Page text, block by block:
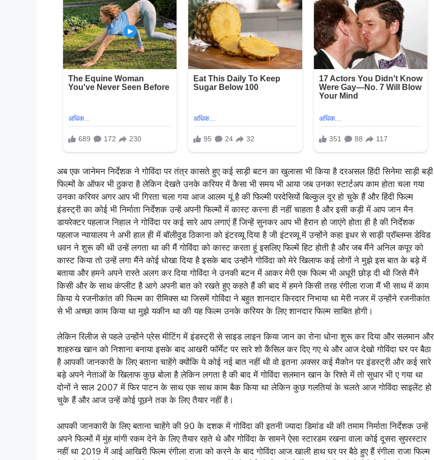
अब एक जानेमन निर्देशक ने गोविंदा पर तंत्र कासते हुए कई साड़ी बटन का खुलासा भी किया है दरअसल हिंदी सिनेमा साड़ी बड़ी
फिल्मों के ऑफर भी ठुकरा है लेकिन देखते उनके करियर में कैसा भी समय भी आया जब उनका स्टार्टअप काम होता चला गया
उनका करियर अगर आप भी गिरता चला गया आज आलम यूं है की फिल्मी परदेसियों बिल्कुल दूर हो चुके हैं और हिंदी फिल्म
इंडस्ट्री का कोई भी निर्माता निर्देशक उन्हें अपनी फिल्मों में कास्ट करना ही नहीं चाहता है और इसी कड़ी में आप जान मैन
डायरेक्टर पहलाज निहाल ने गोविंदा पर कई सारे आप लगाएं हैं जिन्हें सुनकर आप भी हैरान हो जाएंगे होता ही है की निर्देशक
पहलाज न्यायालय ने अभी हाल ही में बॉलीवुड ठिकाना को इंटरव्यू दिया है जी इंटरव्यू में उन्होंने कहा इधर से साड़ी प्रॉब्लम्स डेविड
धवन ने शुरू की थी उन्हें लगता था की मैं गोविंदा को कास्ट करता हूं इसलिए फिल्में हिट होती है और जब मैंने अनिल कपूर को
कास्ट किया तो उन्हें लगा मैंने कोई धोखा दिया है इसके बाद उन्होंने गोविंदा को मेरे खिलाफ कई लोगों ने मुझे इस बात के बड़े में
बताया और हमने अपने रास्ते अलग कर दिया गोविंदा ने उनकी बटन में आकर मेरी एक फिल्म भी अधूरी छोड़ दी थी जिसे मैंने
किसी और के साथ कंप्लीट है आगे अपनी बात को रखते हुए कहते हैं की बाद में हमने किसी तरह रंगीला राजा मैं भी साथ में काम
किया ये रजनीकांत की फिल्म का रीमिक्स था जिसमें गोविंदा ने बहुत शानदार किरदार निभाया था मेरी नजर में उन्होंने रजनीकांत
से भी अच्छा काम किया था मुझे यकीन था की यह फिल्म उनके करियर के लिए शानदार फिल्म साबित होगी।
लेकिन रिलीज से पहले उन्होंने प्रेस मीटिंग में इंडस्ट्री से साइड लाइन किया जान का रोना धोना शुरू कर दिया और सलमान और
शाहरुख खान को निशाना बनाया इसके बाद आखरी फॉर्मेट पर सारे शो कैंसिल कर दिए गए थे और आज देखो गोविंदा घर पर बैठा
है आपकी जानकारी के लिए बताना चाहेंगे क्योंकि ये कोई नई बात नहीं थी वो इतना अक्सर कई मैकोन पर इंडस्ट्री और कई सारे
बड़े अपने नेताओं के खिलाफ कुछ बोला है लेकिन लगता है की बाद में गोविंदा सलमान खान के रिश्ते में तो सुधार भी ए गया था
दोनों ने साल 2007 में फिर पाटन के साथ एक साथ काम बैक किया था लेकिन कुछ गलतियां के चलते आज गोविंदा साइलेंट हो
चुके हैं और आज उन्हें कोई पूछने तक के लिए तैयार नहीं है।
आपकी जानकारी के लिए बताना चाहेंगे की 90 के दशक में गोविंदा की इतनी ज्यादा डिमांड थी की तमाम निर्माता निर्देशक उन्हें
अपने फिल्मों में मुंह मांगी रकम देने के लिए तैयार रहते थे और गोविंदा के सामने ऐसा स्टारडम रखना वाला कोई दूसरा सुपरस्टार
नहीं था 2019 में आई आखिरी फिल्म रंगीला राजा को करने के बाद गोविंदा आज खाली हाथ घर पर बैठे हुए हैं रंगीला राजा फिल्म